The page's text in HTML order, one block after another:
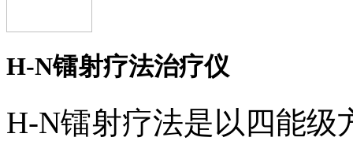
H-N镭射疗法治疗仪
H-N镭射疗法是以四能级